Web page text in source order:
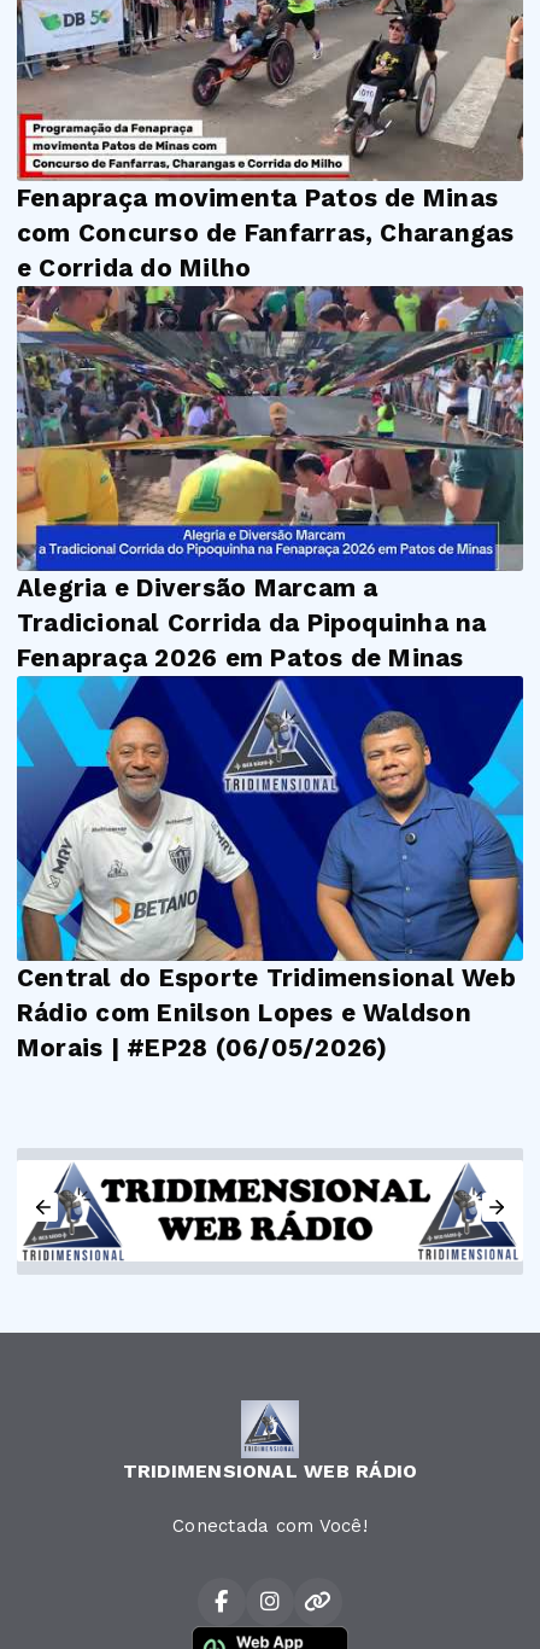
Fenapraça movimenta Patos de Minas
com Concurso de Fanfarras, Charangas
e Corrida do Milho
Alegria e Diversão Marcam a
Tradicional Corrida da Pipoquinha na
Fenapraça 2026 em Patos de Minas
Central do Esporte Tridimensional Web
Rádio com Enilson Lopes e Waldson
Morais | #EP28 (06/05/2026)
TRIDIMENSIONAL WEB RÁDIO
Conectada com Você!